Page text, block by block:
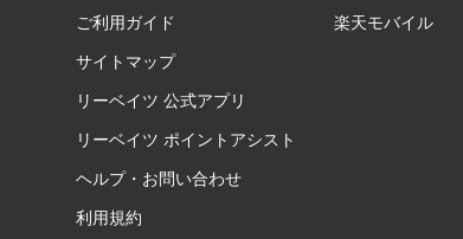
ご利用ガイド
サイトマップ
リーベイツ 公式アプリ
リーベイツ ポイントアシスト
ヘルプ・お問い合わせ
利用規約
楽天モバイル